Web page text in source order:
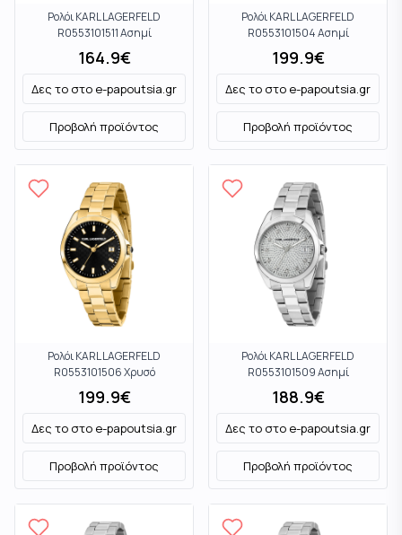
Ρολόι KARL LAGERFELD
R0553101511 Ασημί
164.9€
Δες το στο e-papoutsia.gr
Προβολή προϊόντος
Ρολόι KARL LAGERFELD
R0553101504 Ασημί
199.9€
Δες το στο e-papoutsia.gr
Προβολή προϊόντος
Ρολόι KARL LAGERFELD
R0553101506 Χρυσό
199.9€
Δες το στο e-papoutsia.gr
Προβολή προϊόντος
Ρολόι KARL LAGERFELD
R0553101509 Ασημί
188.9€
Δες το στο e-papoutsia.gr
Προβολή προϊόντος